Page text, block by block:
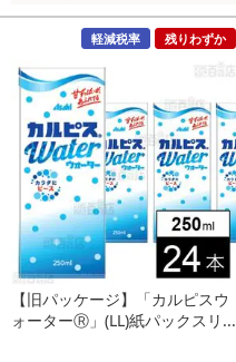
軽減税率 残りわずか
【旧パッケージ】「カルピスウ
ォーターⓇ」(LL)紙パックスリ...